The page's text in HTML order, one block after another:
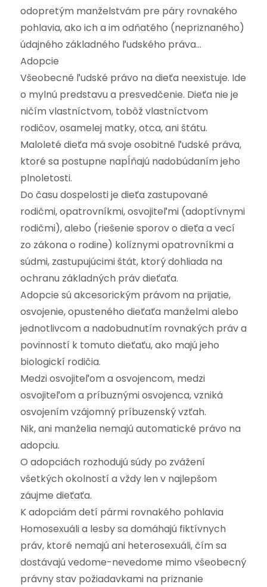
odopretým manželstvám pre páry rovnakého
pohlavia, ako ich a im odňatého (nepriznaného)
údajného základného ľudského práva…
Adopcie
Všeobecné ľudské právo na dieťa neexistuje. Ide
o mylnú predstavu a presvedčenie. Dieťa nie je
ničím vlastníctvom, tobôž vlastníctvom
rodičov, osamelej matky, otca, ani štátu.
Maloleté dieťa má svoje osobitné ľudské práva,
ktoré sa postupne napĺňajú nadobúdaním jeho
plnoletosti.
Do času dospelosti je dieťa zastupované
rodičmi, opatrovníkmi, osvojiteľmi (adoptívnymi
rodičmi), alebo (riešenie sporov o dieťa a vecí
zo zákona o rodine) kolíznymi opatrovníkmi a
súdmi, zastupujúcimi štát, ktorý dohliada na
ochranu základných práv dieťaťa.
Adopcie sú akcesorickým právom na prijatie,
osvojenie, opusteného dieťaťa manželmi alebo
jednotlivcom a nadobudnutím rovnakých práv a
povinností k tomuto dieťaťu, ako majú jeho
biologickí rodičia.
Medzi osvojiteľom a osvojencom, medzi
osvojiteľom a príbuznými osvojenca, vzniká
osvojením vzájomný príbuzenský vzťah.
Nik, ani manželia nemajú automatické právo na
adopciu.
O adopciách rozhodujú súdy po zvážení
všetkých okolností a vždy len v najlepšom
záujme dieťaťa.
K adopciám detí pármi rovnakého pohlavia
Homosexuáli a lesby sa domáhajú fiktívnych
práv, ktoré nemajú ani heterosexuáli, čím sa
dostávajú vedome-nevedome mimo všeobecný
právny stav požiadavkami na priznanie